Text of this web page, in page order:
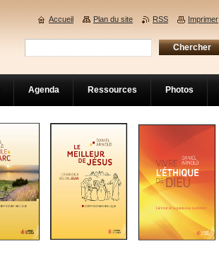
Agenda Ressources Photos
Accueil Plan du site RSS Imprimer